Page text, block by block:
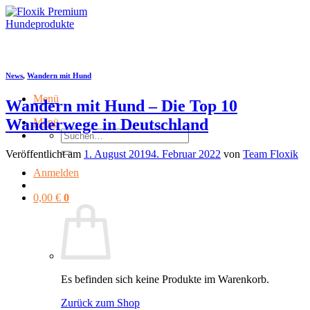
Zum
Inhalt
Menü
Menü
Suchen
nach:
Anmelden
0,00 € 0
Es befinden sich keine Produkte im Warenkorb.
Zurück zum Shop
News, Wandern mit Hund
Wandern mit Hund – Die Top 10
Wanderwege in Deutschland
Veröffentlicht am 1. August 20194. Februar 2022 von Team Floxik